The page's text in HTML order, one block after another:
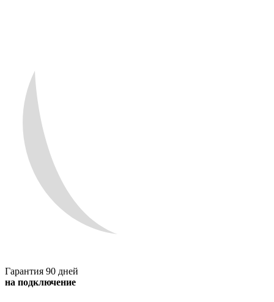
Гарантия 90 дней
на подключение